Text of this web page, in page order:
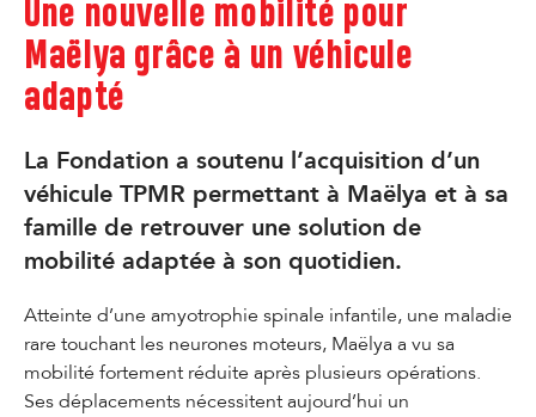
Une nouvelle mobilité pour
Maëlya grâce à un véhicule
adapté
La Fondation a soutenu l’acquisition d’un
véhicule TPMR permettant à Maëlya et à sa
famille de retrouver une solution de
mobilité adaptée à son quotidien.
Atteinte d’une amyotrophie spinale infantile, une maladie
rare touchant les neurones moteurs, Maëlya a vu sa
mobilité fortement réduite après plusieurs opérations.
Ses déplacements nécessitent aujourd’hui un